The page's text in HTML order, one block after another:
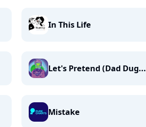
In This Life
Let's Pretend (Dad Dug...
Mistake